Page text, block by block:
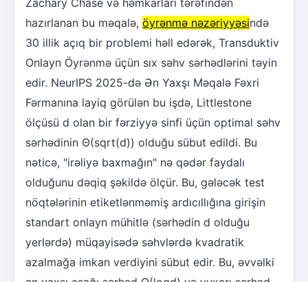
hazırlanan bu məqalə, öyrənmə nəzəriyyəsində
30 illik açıq bir problemi həll edərək, Transduktiv
Onlayn Öyrənmə üçün sıx səhv sərhədlərini təyin
edir. NeurIPS 2025-də Ən Yaxşı Məqalə Fəxri
Fərmanına layiq görülən bu işdə, Littlestone
ölçüsü d olan bir fərziyyə sinfi üçün optimal səhv
sərhədinin Θ(sqrt(d)) olduğu sübut edildi. Bu
nəticə, "irəliyə baxmağın" nə qədər faydalı
olduğunu dəqiq şəkildə ölçür. Bu, gələcək test
nöqtələrinin etiketlənməmiş ardıcıllığına girişin
standart onlayn mühitlə (sərhədin d olduğu
yerlərdə) müqayisədə səhvlərdə kvadratik
azalmağa imkan verdiyini sübut edir. Bu, əvvəlki